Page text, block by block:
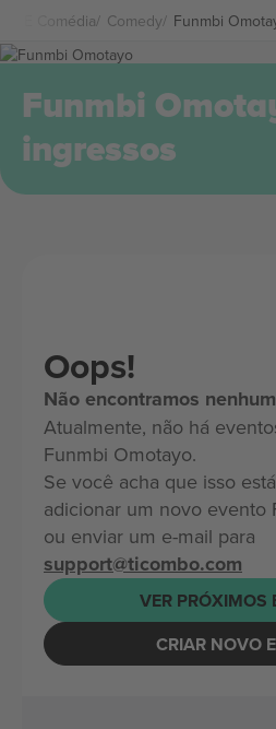
E Comédia Comedy Funmbi
Funmbi
ingressos
Oops!
Não encontramos
Atualmente, não há
Funmbi Omotayo.
Se você acha que isso
adicionar um novo evento
ou enviar um e-mail para
support@ticombo.com
VER PRÓXIMOS
CRIAR NOVO